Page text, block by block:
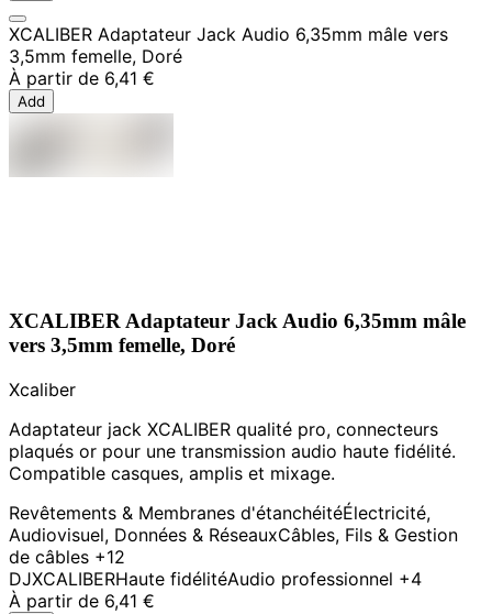
XCALIBER Adaptateur Jack Audio 6,35mm mâle vers
3,5mm femelle, Doré
À partir de 6,41 €
Add
XCALIBER Adaptateur Jack Audio 6,35mm mâle
vers 3,5mm femelle, Doré
Xcaliber
Adaptateur jack XCALIBER qualité pro, connecteurs
plaqués or pour une transmission audio haute fidélité.
Compatible casques, amplis et mixage.
Revêtements & Membranes d'étanchéitéÉlectricité,
Audiovisuel, Données & RéseauxCâbles, Fils & Gestion
de câbles +12
DJXCALIBERHaute fidélitéAudio professionnel +4
À partir de 6,41 €